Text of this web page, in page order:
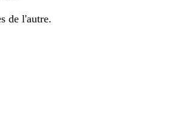
de l'autre.